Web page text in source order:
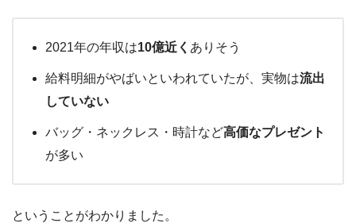
2021年の年収は10億近く ありそう
給料明細がやばいといわれていたが、実物は流出
していない
バッグ・ネックレス・時計など高価なプレゼント
が多い
ということがわかりました。